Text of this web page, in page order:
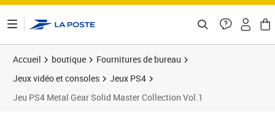
Accueil boutique
Fournitures de bureau
Jeux vidéo et consoles
Jeux PS4
Jeu PS4 Metal Gear Solid Master Collection Vol.1